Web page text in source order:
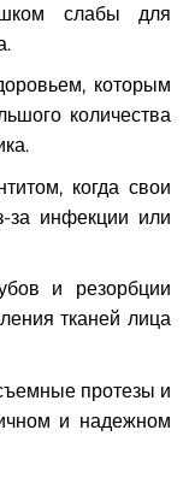
слабы для
которым
количества
когда свои
за инфекции или
и резорбции
тканей лица
протезы и
и надежном